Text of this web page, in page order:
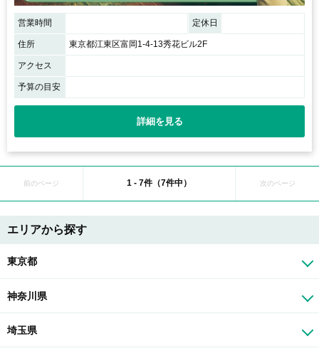
営業時間 定休日
住所 東京都江東区富岡1-4-13秀花ビル2F
アクセス
予算の目安
詳細を見る
前のページ 1 - 7件（7件中） 次のページ
エリアから探す
東京都
神奈川県
埼玉県